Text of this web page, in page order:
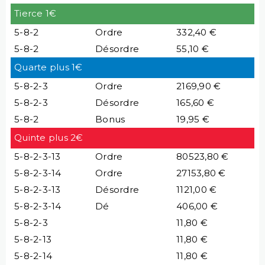
Tierce 1€
5-8-2
Ordre
332,40 €
5-8-2
Désordre
55,10 €
Quarte plus 1€
5-8-2-3
Ordre
2169,90 €
5-8-2-3
Désordre
165,60 €
5-8-2
Bonus
19,95 €
Quinte plus 2€
5-8-2-3-13
Ordre
80523,80 €
5-8-2-3-14
Ordre
27153,80 €
5-8-2-3-13
Désordre
1121,00 €
5-8-2-3-14
Dé
406,00 €
5-8-2-3
11,80 €
5-8-2-13
11,80 €
5-8-2-14
11,80 €